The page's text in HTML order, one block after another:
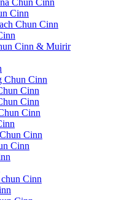
Chun Cinn
Cinn
Chun Cinn
Cinn & Muirir
Chun Cinn
Cinn
Cinn
Cinn
Cinn
Cinn
Cinn